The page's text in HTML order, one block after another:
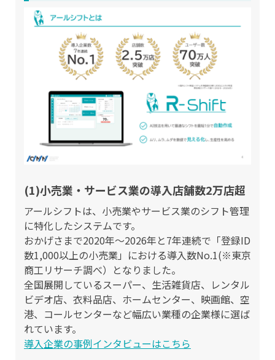
(1)小売業・サービス業の導入店舗数2万店超
アールシフトは、小売業やサービス業のシフト管理
に特化したシステムです。
おかげさまで2020年〜2026年と7年連続で「登録ID
数1,000以上の小売業」における導入数No.1(※東京
商工リサーチ調べ）となりました。
全国展開しているスーパー、生活雑貨店、レンタル
ビデオ店、衣料品店、ホームセンター、映画館、空
港、コールセンターなど幅広い業種の企業様に選ば
れています。
導入企業の事例インタビューはこちら